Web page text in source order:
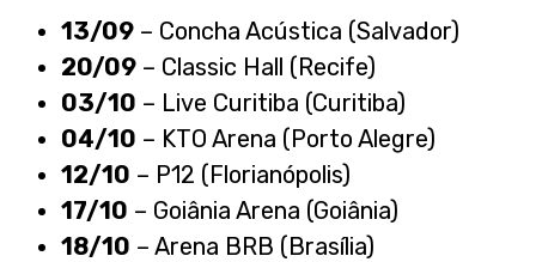
13/09 – Concha Acústica (Salvador)
20/09 – Classic Hall (Recife)
03/10 – Live Curitiba (Curitiba)
04/10 – KTO Arena (Porto Alegre)
12/10 – P12 (Florianópolis)
17/10 – Goiânia Arena (Goiânia)
18/10 – Arena BRB (Brasília)